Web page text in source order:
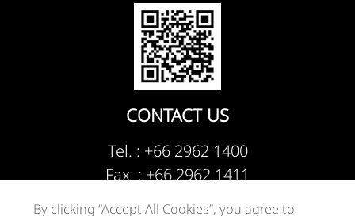
CONTACT US
Tel. : +66 2962 1400
Fax. : +66 2962 1411
Email : info@bigfish.co.th
By clicking “Accept All Cookies”, you agree to